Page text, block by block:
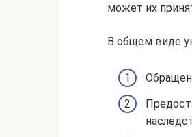
может их
В общем виде